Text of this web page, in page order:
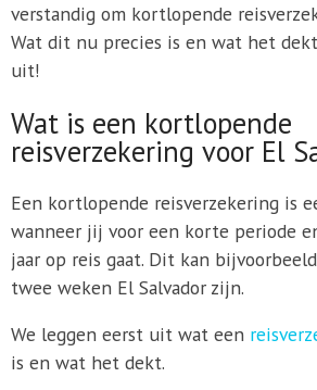
verstandig om kortlopende
Wat dit nu precies is en wat het
uit!
Wat is een kortlopende
reisverzekering voor El
Een kortlopende reisverzekering is
wanneer jij voor een korte periode
jaar op reis gaat. Dit kan
twee weken El Salvador zijn.
We leggen eerst uit wat een
is en wat het dekt.